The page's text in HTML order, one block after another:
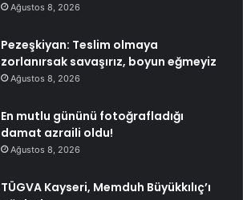
Ağustos 8, 2026
Pezeşkiyan: Teslim olmaya
zorlanırsak savaşırız, boyun eğmeyiz
Ağustos 8, 2026
En mutlu gününü fotoğrafladığı
damat azraili oldu!
Ağustos 8, 2026
TÜGVA Kayseri, Memduh Büyükkılıç’ı